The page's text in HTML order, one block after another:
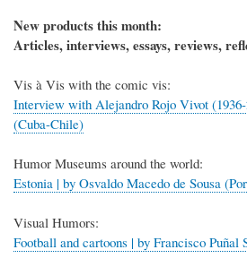
New products this month:
Articles, interviews, essays, reviews,
Vis à Vis with the comic vis:
Interview with Alejandro Rojo Vivot (1936-
(Cuba-Chile)
Humor Museums around the world:
Estonia | by Osvaldo Macedo de Sousa
Visual Humors:
Football and cartoons | by Francisco Puñal